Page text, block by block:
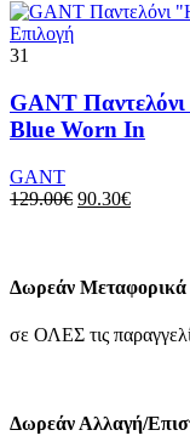
επιλεγούν
στη
του
προϊόντος
149.00€.είναι:
ΕπιλογήΑυτό
έχει
πολλαπλές
παραλλαγές.
μπορούν
σελίδα
προϊόντος
31
GANT
Blue Worn In
GANT
129.00€ Original
90.30€Η
90.30€.
Δωρεάν Μεταφορικά
σε ΟΛΕΣ τις
Δωρεάν Αλλαγή/